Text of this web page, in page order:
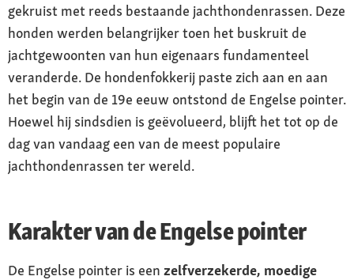
gekruist met reeds bestaande jachthondenrassen. Deze
honden werden belangrijker toen het buskruit de
jachtgewoonten van hun eigenaars fundamenteel
veranderde. De hondenfokkerij paste zich aan en aan
het begin van de 19e eeuw ontstond de Engelse pointer.
Hoewel hij sindsdien is geëvolueerd, blijft het tot op de
dag van vandaag een van de meest populaire
jachthondenrassen ter wereld.
Karakter van de Engelse pointer
De Engelse pointer is een zelfverzekerde, moedige